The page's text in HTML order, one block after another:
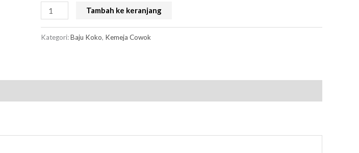
Tambah ke keranjang
Kategori:Baju Koko, Kemeja Cowok